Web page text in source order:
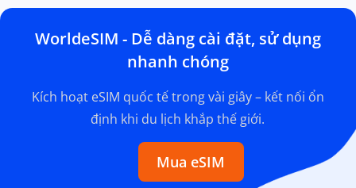
WorldeSIM - Dễ dàng cài đặt, sử dụng
nhanh chóng
Kích hoạt eSIM quốc tế trong vài giây – kết nối ổn
định khi du lịch khắp thế giới.
Mua eSIM